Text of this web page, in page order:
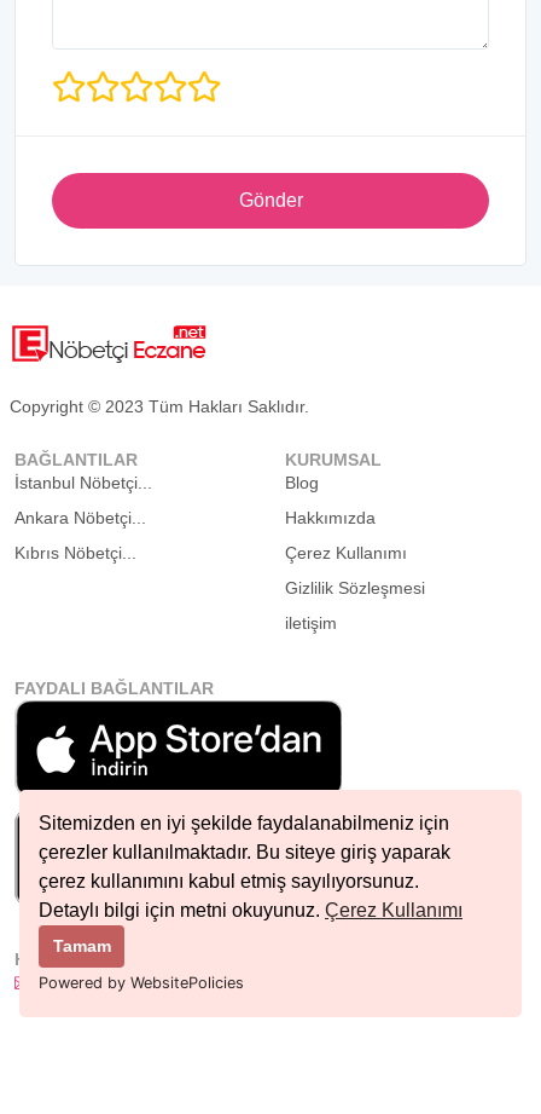
Sitemizden en iyi şekilde faydalanabilmeniz için
çerezler kullanılmaktadır. Bu siteye giriş yaparak
çerez kullanımını kabul etmiş sayılıyorsunuz.
Detaylı bilgi için metni okuyunuz. Çerez Kullanımı
Tamam
Powered by WebsitePolicies
Gönder
Copyright © 2023 Tüm Hakları Saklıdır.
BAĞLANTILAR
İstanbul Nöbetçi...
Ankara Nöbetçi...
Kıbrıs Nöbetçi...
KURUMSAL
Blog
Hakkımızda
Çerez Kullanımı
Gizlilik Sözleşmesi
iletişim
FAYDALI BAĞLANTILAR
HIZLI İLETIŞIM
info@nobetcieczane.net